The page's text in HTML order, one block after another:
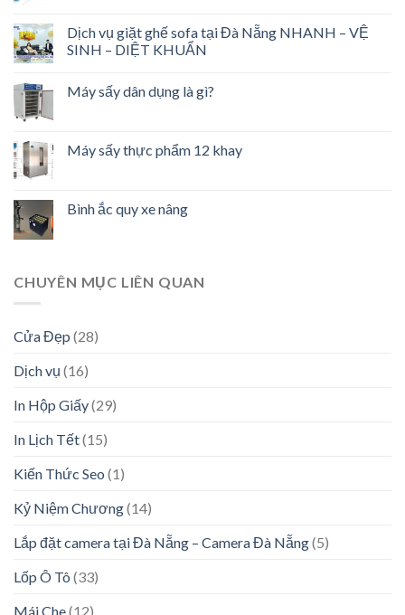
Dịch vụ giặt ghế sofa tại Đà Nẵng NHANH – VỆ
SINH – DIỆT KHUẨN
Máy sấy dân dụng là gì?
Máy sấy thực phẩm 12 khay
Bình ắc quy xe nâng
CHUYÊN MỤC LIÊN QUAN
Cửa Đẹp (28)
Dịch vụ (16)
In Hộp Giấy(29)
In Lịch Tết(15)
Kiến Thức Seo (1)
Kỷ Niệm Chương(14)
Lắp đặt camera tại Đà Nẵng – Camera Đà Nẵng(5)
Lốp Ô Tô (33)
Mái Che(12)